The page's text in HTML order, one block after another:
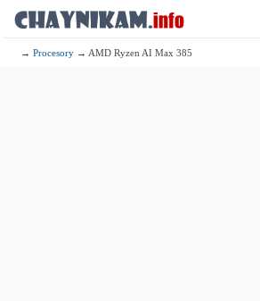
→Procesory → AMD Ryzen AI Max 385